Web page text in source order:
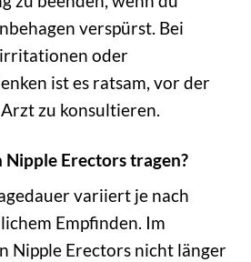
verspürst. Bei
oder
ist es ratsam, vor der
zu konsultieren.
Nipple Erectors tragen?
variiert je nach
Empfinden. Im
Nipple Erectors nicht länger